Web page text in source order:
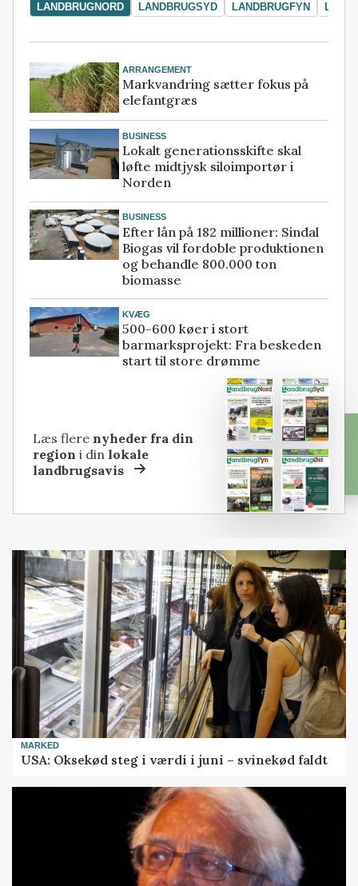
LANDBRUGNORD LANDBRUGSYD LANDBRUGFYN
ARRANGEMENT
Markvandring sætter fokus på
elefantgræs
BUSINESS
Lokalt generationsskifte skal
løfte midtjysk siloimportør i
Norden
BUSINESS
Efter lån på 182 millioner: Sindal
Biogas vil fordoble produktionen
og behandle 800.000 ton
biomasse
KVÆG
500-600 køer i stort
barmarksprojekt: Fra beskeden
start til store drømme
Læs flere nyheder fra din
region i dinlokale
landbrugsavis
MARKED
USA: Oksekød steg i værdi i juni – svinekød faldt